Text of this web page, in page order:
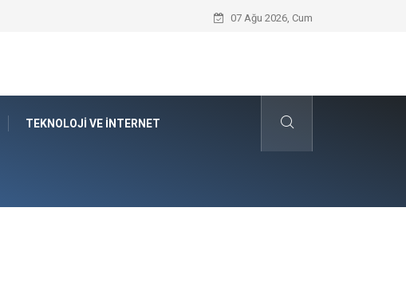
Kyocera Yazıcı Teknolojilerinin
07 Ağu 2026, Cum
TEKNOLOJI VE İNTERNET